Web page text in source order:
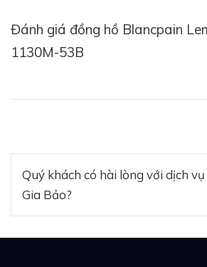
Đánh giá đồng hồ Blancpain
1130M-53B
Quý khách có hài lòng với dịch vụ
Gia Bảo?